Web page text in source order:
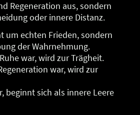
Regeneration aus, sondern
oder innere Distanz.
um echten Frieden, sondern
der Wahrnehmung.
war, wird zur Trägheit.
war, wird zur
beginnt sich als innere Leere